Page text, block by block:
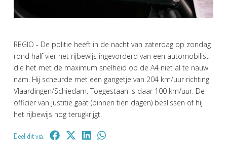
REGIO - De politie heeft in de nacht van zaterdag op zondag
rond half vier het rijbewijs ingevorderd van een automobilist
die het met de maximum snelheid op de A4 niet al te nauw
nam. Hij scheurde met een gangetje van 204 km/uur richting
Vlaardingen/Schiedam. Toegestaan is daar 100 km/uur. De
officier van justitie gaat (binnen tien dagen) beslissen of hij
het rijbewijs nog terugkrijgt.
Deel dit via: